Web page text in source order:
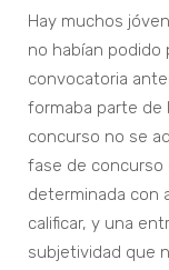
Hay muchos
no habían podido
convocatoria
formaba parte de
concurso no se
fase de
determinada con
calificar, y una
subjetividad que